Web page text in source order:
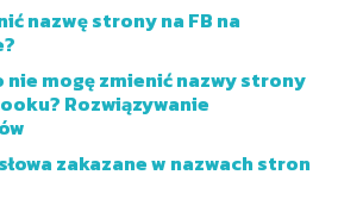
nazwę strony na FB na
nie mogę zmienić nazwy strony
Rozwiązywanie
zakazane w nazwach stron